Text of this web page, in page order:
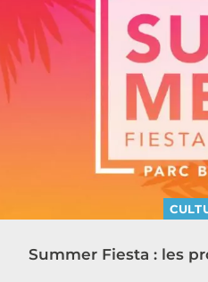
Summer Fiesta : les